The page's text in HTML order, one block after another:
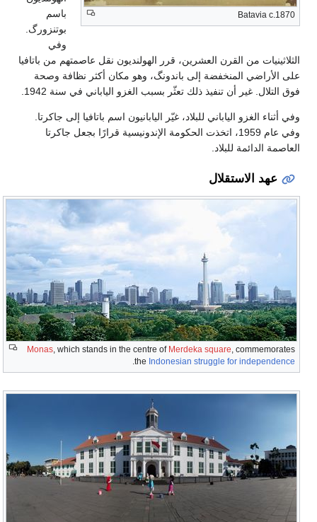
Batavia c.1870
باسم
بوتنزورگ.
وفي
الثلاثينيات من القرن العشرين، قرر الهولنديون نقل عاصمتهم من باتافيا
على الأراضي المنخفضة إلى باندونگ، وهو مكان أكثر نظافة وصحة
فوق التلال. غير أن تنفيذ ذلك تعثّر بسبب الغزو الياباني في سنة 1942.
وفي أثناء الغزو الياباني للبلاد، غيّر اليابانيون اسم باتافيا إلى جاكرتا.
وفي عام 1959، اتخذت الحكومة الإندونيسية قرارًا بجعل جاكرتا
العاصمة الدائمة للبلاد.
عهد الاستقلال
Monas, which stands in the centre of Merdeka square, commemorates
the Indonesian struggle for independence
.